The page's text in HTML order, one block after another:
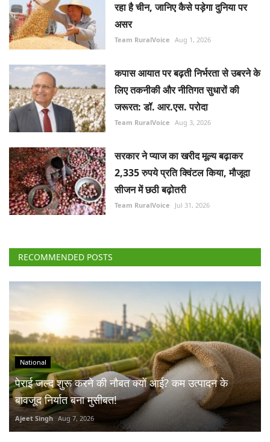
रहा है चीन, जानिए कैसे पड़ेगा दुनिया पर
असर
Team RuralVoice Aug 1, 2026
कपास आयात पर बढ़ती निर्भरता से उबरने के
लिए तकनीकी और नीतिगत सुधारों की
जरूरत: डॉ. आर.एस. परोदा
Team RuralVoice Aug 3, 2026
सरकार ने प्याज का खरीद मूल्य बढ़ाकर
2,335 रुपये प्रति क्विंटल किया, मौजूदा
सीजन में छठी बढ़ोतरी
Team RuralVoice Jul 31, 2026
RECOMMENDED POSTS
National
पेराई जल्द शुरू करने की नौबत क्यों आई? कम उत्पादन के
बावजूद निर्यात बना मुसीबत!
Ajeet Singh Aug 7, 2026